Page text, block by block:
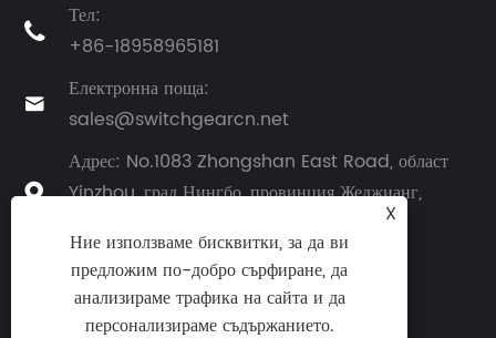

Тел:
+86-18958965181

Електронна поща:
sales@switchgearcn.net

Адрес: No.1083 Zhongshan East Road, област
Yinzhou, град Нингбо, провинция Жеджианг,
X
Ние използваме бисквитки, за да ви
предложим по-добро сърфиране, да
анализираме трафика на сайта и да
персонализираме съдържанието.